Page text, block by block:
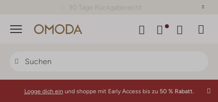
Menü
Logge dich ein und shoppe mit Early Access bis zu 50 % Rabatt.